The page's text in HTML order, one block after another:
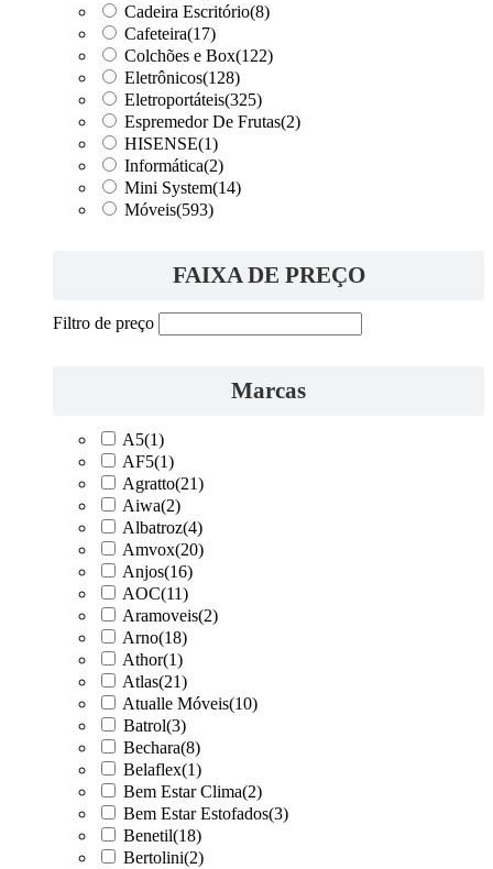
Cadeira Escritório(8)
Cafeteira(17)
Colchões e Box(122)
Eletrônicos(128)
Eletroportáteis(325)
Espremedor De Frutas(2)
HISENSE(1)
Informática(2)
Mini System(14)
Móveis(593)
FAIXA DE PREÇO
Filtro de preço
Marcas
A5(1)
AF5(1)
Agratto(21)
Aiwa(2)
Albatroz(4)
Amvox(20)
Anjos(16)
AOC(11)
Aramoveis(2)
Arno(18)
Athor(1)
Atlas(21)
Atualle Móveis(10)
Batrol(3)
Bechara(8)
Belaflex(1)
Bem Estar Clima(2)
Bem Estar Estofados(3)
Benetil(18)
Bertolini(2)